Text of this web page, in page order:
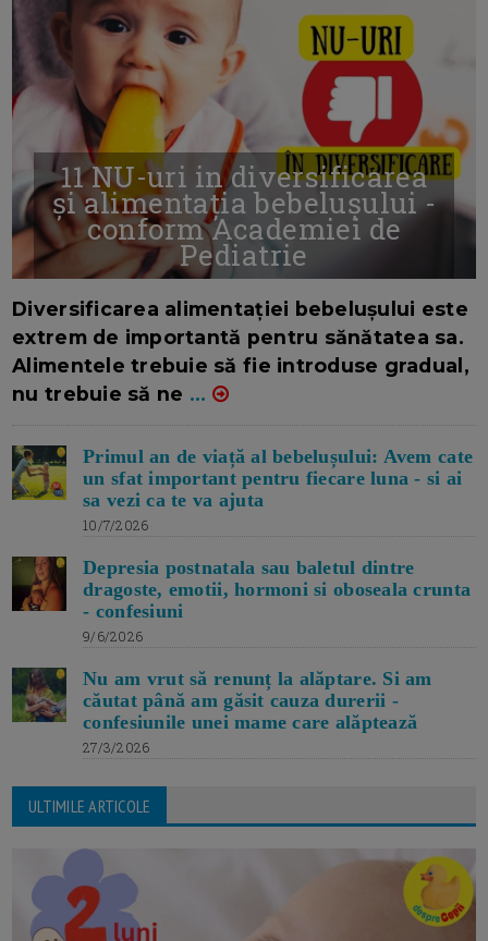
11 NU-uri in diversificarea
și alimentația bebelușului -
conform Academiei de
Pediatrie
Diversificarea alimentației bebelușului este
extrem de importantă pentru sănătatea sa.
Alimentele trebuie să fie introduse gradual,
nu trebuie să ne ...
Primul an de viață al bebelușului: Avem cate
un sfat important pentru fiecare luna - si ai
sa vezi ca te va ajuta
10/7/2026
Depresia postnatala sau baletul dintre
dragoste, emotii, hormoni si oboseala crunta
- confesiuni
9/6/2026
Nu am vrut să renunț la alăptare. Si am
căutat până am găsit cauza durerii -
confesiunile unei mame care alăptează
27/3/2026
ULTIMILE ARTICOLE